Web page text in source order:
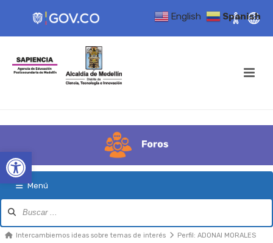
Open toolbar
Menú
Foro
MigajasIntercambiemos ideas sobre temas de interés Perfil: ADONAI MORALES
English Spanish